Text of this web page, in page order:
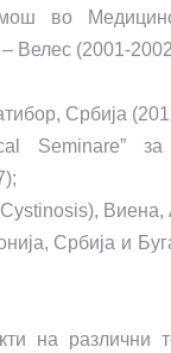
во
Велес (2001-
Србија
Seminare” за
Виена,
Србија и
на различни